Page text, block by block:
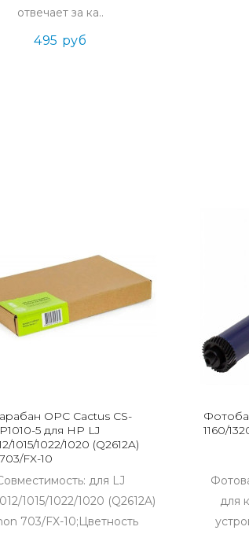
отвечает за ка..
495 руб
OPC Cactus CS-
5 для HP LJ
1015/1022/1020 (Q2612A)
FX-10
для LJ
1015/1022/1020 (Q2612A)
703/FX-10;Цветность
1160/
для